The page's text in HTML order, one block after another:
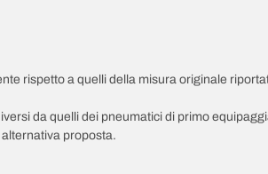
rispetto a quelli della misura originale
da quelli dei pneumatici di primo
proposta.